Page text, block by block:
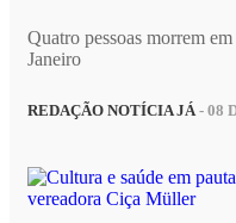
Quatro pessoas morrem
Janeiro
REDAÇÃO NOTÍCIA JÁ- 08